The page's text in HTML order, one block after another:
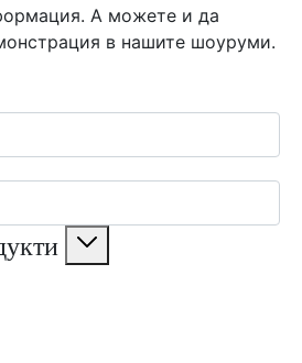
А можете и да
в нашите шоуруми.